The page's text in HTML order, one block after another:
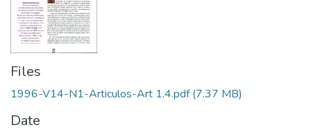
Files
1996-V14-N1-Articulos-Art 1.4.pdf(7.37 MB)
Date